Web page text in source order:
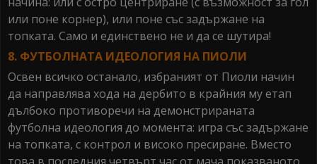
или поне корнер), или поне със задържане на
топката. Само и единствено не и да се шутира!
8. ФУТБОЛНАТА ИДЕОЛОГИЯ НА ПИОЛИ
Освен всичко останало, избраният от Пиоли начин
да направлява хода на дербито в крайния му етап
дълбоко противоречи на демонстрираната
футболна идеология до момента: игра със задържане
на топката, с контрол и високо пресиране. Вместо